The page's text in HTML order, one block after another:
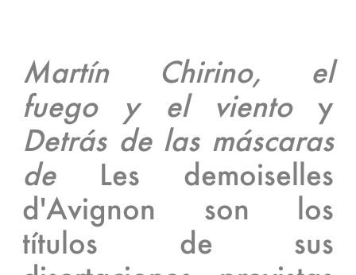
Martín Chirino, el
fuego y el vientoy
Detrás de las máscaras
de Les demoiselles
d'Avignon son los
títulos de sus